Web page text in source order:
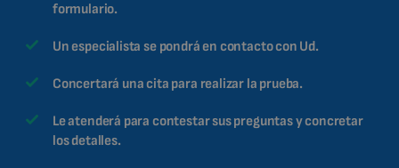
formulario.
Un especialista se pondrá en contacto con Ud.
Concertará una cita para realizar la prueba.
Le atenderá para contestar sus preguntas y concretar
los detalles.